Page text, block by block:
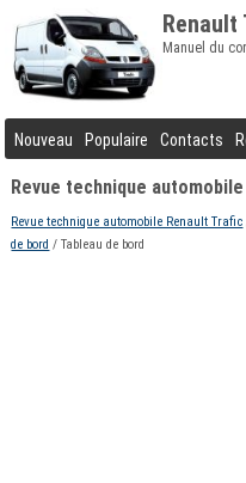
Renault
Manuel du
Nouveau Populaire Contacts
Revue technique
Revue technique automobile Renault Trafic
de bord / Tableau de bord